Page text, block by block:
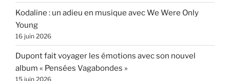
Kodaline : un adieu en musique avec We Were Only
Young
16 juin 2026
Dupont fait voyager les émotions avec son nouvel
album « Pensées Vagabondes »
15 juin 2026